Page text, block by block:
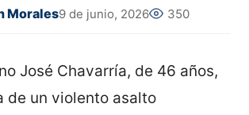
Morales9 de junio, 2026 350
José Chavarría, de 46 años,
de un violento asalto